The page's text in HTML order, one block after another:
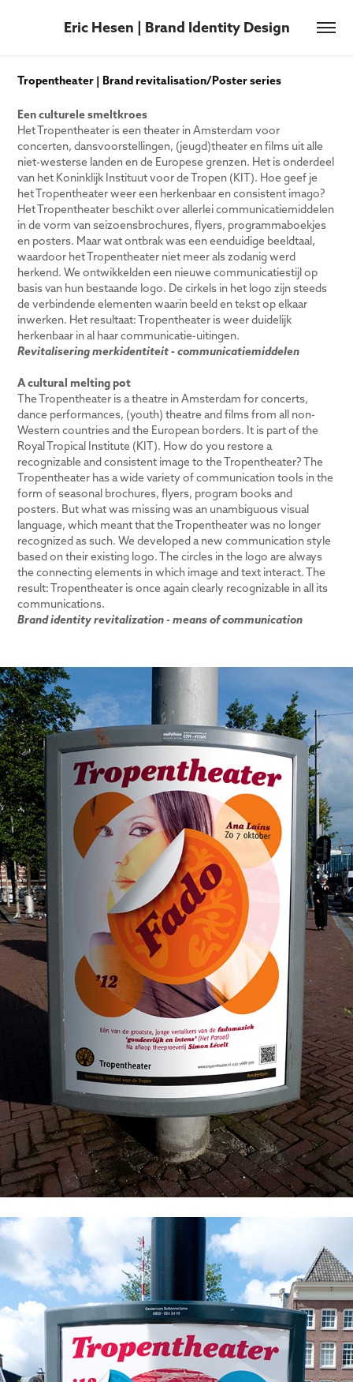
Eric Hesen | Brand Identity Design
Tropentheater | Brand revitalisation/Poster series
Een culturele smeltkroes
Het Tropentheater is een theater in Amsterdam voor
concerten, dansvoorstellingen, (jeugd)theater en films uit alle
niet-westerse landen en de Europese grenzen. Het is onderdeel
van het Koninklijk Instituut voor de Tropen (KIT). Hoe geef je
het Tropentheater weer een herkenbaar en consistent imago?
Het Tropentheater beschikt over allerlei communicatiemiddelen
in de vorm van seizoensbrochures, flyers, programmaboekjes
en posters. Maar wat ontbrak was een eenduidige beeldtaal,
waardoor het Tropentheater niet meer als zodanig werd
herkend. We ontwikkelden een nieuwe communicatiestijl op
basis van hun bestaande logo. De cirkels in het logo zijn steeds
de verbindende elementen waarin beeld en tekst op elkaar
inwerken. Het resultaat: Tropentheater is weer duidelijk
herkenbaar in al haar communicatie-uitingen.
Revitalisering merkidentiteit - communicatiemiddelen
A cultural melting pot
The Tropentheater is a theatre in Amsterdam for concerts,
dance performances, (youth) theatre and films from all non-
Western countries and the European borders. It is part of the
Royal Tropical Institute (KIT).​​​​​​​ How do you restore a
recognizable and consistent image to the Tropentheater? The
Tropentheater has a wide variety of communication tools in the
form of seasonal brochures, flyers, program books and
posters. But what was missing was an unambiguous visual
language, which meant that the Tropentheater was no longer
recognized as such. We developed a new communication style
based on their existing logo. The circles in the logo are always
the connecting elements in which image and text interact. The
result: Tropentheater is once again clearly recognizable in all its
communications.
Brand identity revitalization - means of communication